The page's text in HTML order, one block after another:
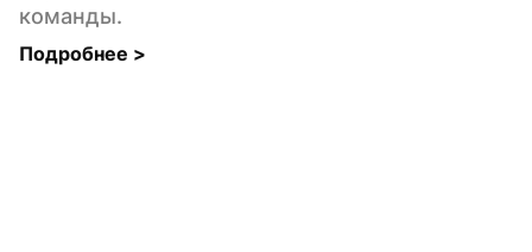
команды.
Подробнее >